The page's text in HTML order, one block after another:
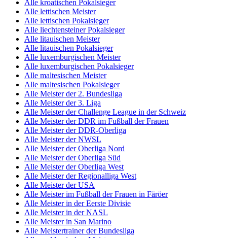
Alle kroatischen Pokalsieger
Alle lettischen Meister
Alle lettischen Pokalsieger
Alle liechtensteiner Pokalsieger
Alle litauischen Meister
Alle litauischen Pokalsieger
Alle luxemburgischen Meister
Alle luxemburgischen Pokalsieger
Alle maltesischen Meister
Alle maltesischen Pokalsieger
Alle Meister der 2. Bundesliga
Alle Meister der 3. Liga
Alle Meister der Challenge League in der Schweiz
Alle Meister der DDR im Fußball der Frauen
Alle Meister der DDR-Oberliga
Alle Meister der NWSL
Alle Meister der Oberliga Nord
Alle Meister der Oberliga Süd
Alle Meister der Oberliga West
Alle Meister der Regionalliga West
Alle Meister der USA
Alle Meister im Fußball der Frauen in Färöer
Alle Meister in der Eerste Divisie
Alle Meister in der NASL
Alle Meister in San Marino
Alle Meistertrainer der Bundesliga